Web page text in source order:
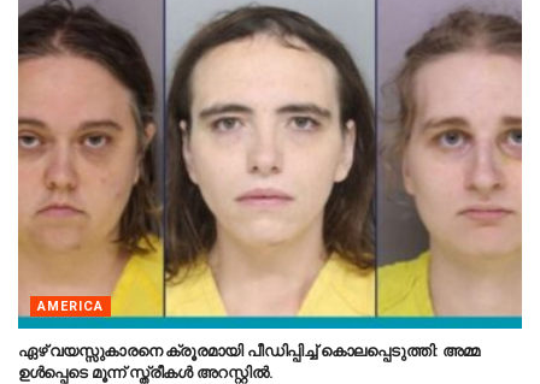
AMERICA
ഏഴ് വയസ്സുകാരനെ ക്രൂരമായി പീഡിപ്പിച്ച് കൊലപ്പെടുത്തി: അമ്മ
ഉൾപ്പെടെ മൂന്ന് സ്ത്രീകൾ അറസ്റ്റിൽ.